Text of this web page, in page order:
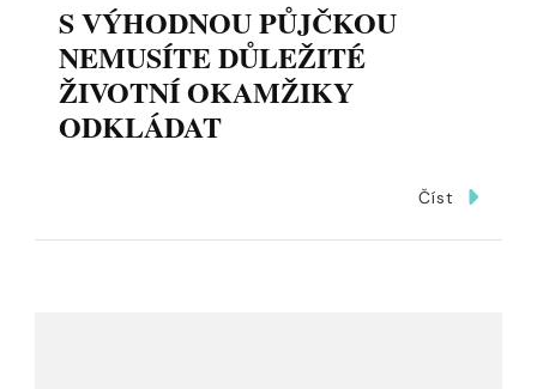
S VÝHODNOU PŮJČKOU
NEMUSÍTE DŮLEŽITÉ
ŽIVOTNÍ OKAMŽIKY
ODKLÁDAT
Číst